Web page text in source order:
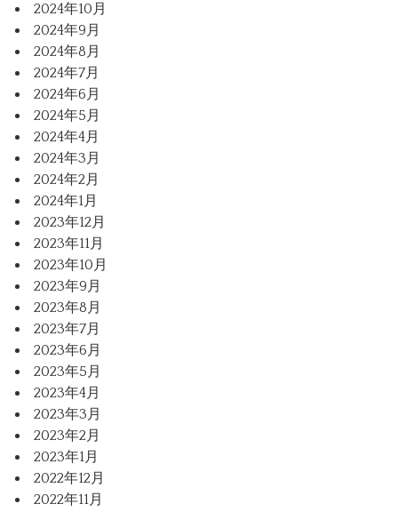
2024年10月
2024年9月
2024年8月
2024年7月
2024年6月
2024年5月
2024年4月
2024年3月
2024年2月
2024年1月
2023年12月
2023年11月
2023年10月
2023年9月
2023年8月
2023年7月
2023年6月
2023年5月
2023年4月
2023年3月
2023年2月
2023年1月
2022年12月
2022年11月